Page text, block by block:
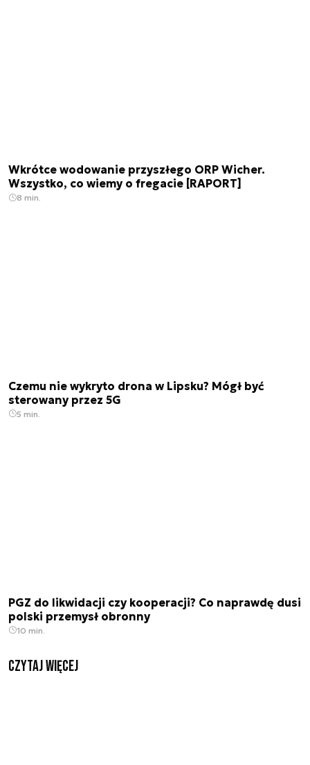
Wkrótce wodowanie przyszłego ORP Wicher.
Wszystko, co wiemy o fregacie [RAPORT]
8 min.
Czemu nie wykryto drona w Lipsku? Mógł być
sterowany przez 5G
5 min.
PGZ do likwidacji czy kooperacji? Co naprawdę dusi
polski przemysł obronny
10 min.
czytaj więcej